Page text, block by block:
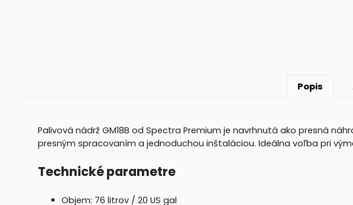
Popis
Palivová nádrž GM18B od Spectra Premium je navrhnutá ako presná
presným spracovaním a jednoduchou inštaláciou. Ideálna voľba pri
Technické parametre
Objem: 76 litrov / 20 US gal